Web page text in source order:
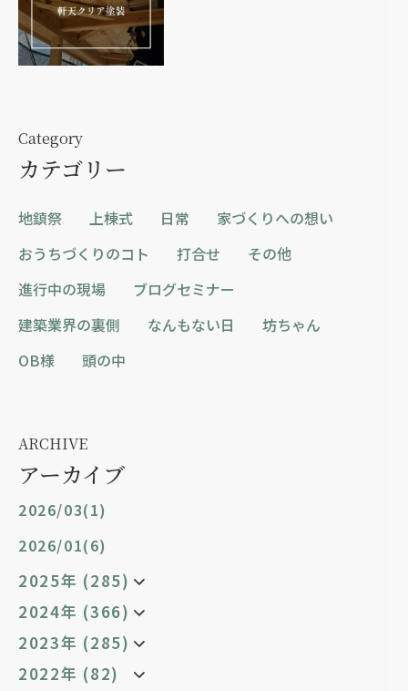
Category
カテゴリー
地鎮祭 上棟式 日常
家づくりへの想い
おうちづくりのコト
打合せ
その他
進行中の現場
ブログセミナー
建築業界の裏側
なんもない日
坊ちゃん
OB様
頭の中
ARCHIVE
アーカイブ
2026/03(1)
2026/01(6)
2025年 (285)
2024年 (366)
2023年 (285)
2022年 (82)